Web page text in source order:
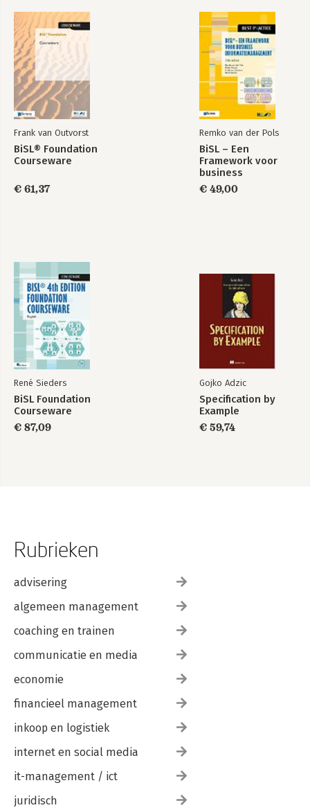
Bekijk alle boeken
5.2 Results page: proposed actions
5.3 Results page definitive actions
Frank van Outvorst
BiSL® Foundation
Courseware
€ 61,37
Remko van der Pols
BiSL – Een
Framework voor
business
€ 49,00
René Sieders
BiSL Foundation
Courseware
€ 87,09
Gojko Adzic
Specification by
Example
€ 59,74
Rubrieken
advisering
algemeen management
coaching en trainen
communicatie en media
economie
financieel management
inkoop en logistiek
internet en social media
it-management / ict
juridisch